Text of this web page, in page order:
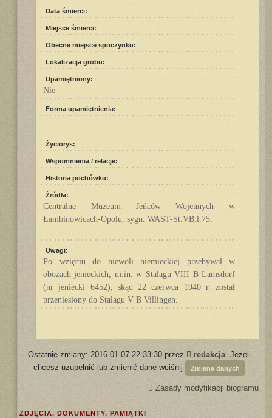
Data śmierci:
Miejsce śmierci:
Obecne miejsce spoczynku:
Lokalizacja grobu:
Upamiętniony:
Nie
Forma upamiętnienia:
Życiorys:
Wspomnienia / relacje:
Historia pochówku:
Źródła:
Centralne Muzeum Jeńców Wojennych w
Łambinowicach-Opolu, sygn. WAST-St.VB,l.75.
Uwagi:
Po wzięciu do niewoli niemieckiej przebywał w
obozach jenieckich, m.in. w Stalagu VIII B Lamsdorf
(nr jeniecki 6452), skąd 22 czerwca 1940 r. został
przeniesiony do Stalagu V B Villingen.
Ostatnie zmiany: 2016-01-07 22:33:30 przez redakcja. Jeżeli
chcesz uzupełnić lub zmienić dane wciśnij
Zmiana danych
Zasady modyfikacji biogramu
ZDJĘCIA, DOKUMENTY, PAMIĄTKI